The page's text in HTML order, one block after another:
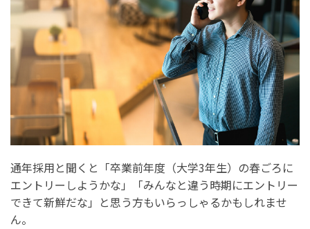
通年採用と聞くと「卒業前年度（大学3年生）の春ごろに
エントリーしようかな」「みんなと違う時期にエントリー
できて新鮮だな」と思う方もいらっしゃるかもしれませ
ん。